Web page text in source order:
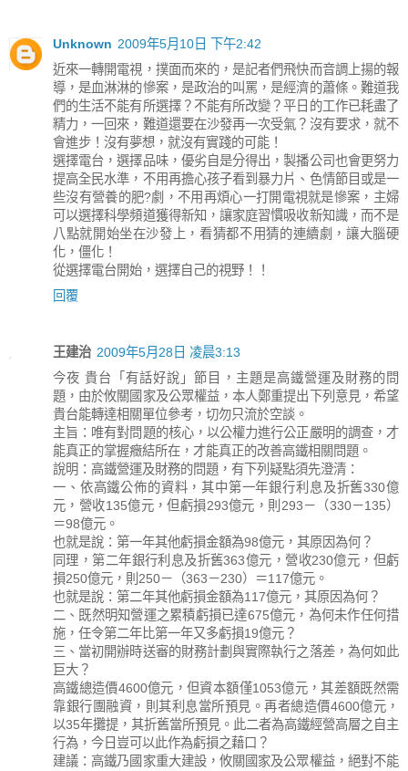
Unknown 2009年5月10日 下午2:42
近來一轉開電視，撲面而來的，是記者們飛快而音調上揚的報
導，是血淋淋的慘案，是政治的叫罵，是經濟的蕭條。難道我
們的生活不能有所選擇？不能有所改變？平日的工作已耗盡了
精力，一回來，難道還要在沙發再一次受氣？沒有要求，就不
會進步！沒有夢想，就沒有實踐的可能！
選擇電台，選擇品味，優劣自是分得出，製播公司也會更努力
提高全民水準，不用再擔心孩子看到暴力片、色情節目或是一
些沒有營養的肥?劇，不用再煩心一打開電視就是慘案，主婦
可以選擇科學頻道獲得新知，讓家庭習慣吸收新知識，而不是
八點就開始坐在沙發上，看猜都不用猜的連續劇，讓大腦硬
化，僵化！
從選擇電台開始，選擇自己的視野！！
回覆
王建治 2009年5月28日 凌晨3:13
今夜 貴台「有話好說」節目，主題是高鐵營運及財務的問
題，由於攸關國家及公眾權益，本人鄭重提出下列意見，希望
貴台能轉達相關單位參考，切勿只流於空談。
主旨：唯有對問題的核心，以公權力進行公正嚴明的調查，才
能真正的掌握癥結所在，才能真正的改善高鐵相關問題。
說明：高鐵營運及財務的問題，有下列疑點須先澄清：
一、依高鐵公佈的資料，其中第一年銀行利息及折舊330億
元，營收135億元，但虧損293億元，則293－（330－135）
＝98億元。
也就是說：第一年其他虧損金額為98億元，其原因為何？
同理，第二年銀行利息及折舊363億元，營收230億元，但虧
損250億元，則250－（363－230）＝117億元。
也就是說：第二年其他虧損金額為117億元，其原因為何？
二、既然明知營運之累積虧損已達675億元，為何未作任何措
施，任令第二年比第一年又多虧損19億元？
三、當初開辦時送審的財務計劃與實際執行之落差，為何如此
巨大？
高鐵總造價4600億元，但資本額僅1053億元，其差額既然需
靠銀行團融資，則其利息當所預見。再者總造價4600億元，
以35年攤提，其折舊當所預見。此二者為高鐵經營高層之自主
行為，今日豈可以此作為虧損之藉口？
建議：高鐵乃國家重大建設，攸關國家及公眾權益，絕對不能